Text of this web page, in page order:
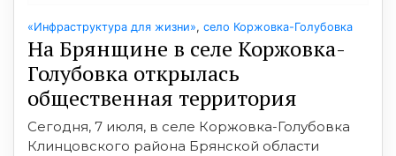
«Инфраструктура для жизни», село Коржовка-Голубовка
На Брянщине в селе Коржовка-
Голубовка открылась
общественная территория
Сегодня, 7 июля, в селе Коржовка-Голубовка
Клинцовского района Брянской области